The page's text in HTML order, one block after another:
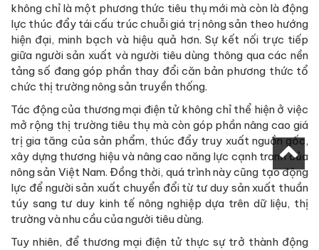
không chỉ là một phương thức tiêu thụ mới mà còn là động
lực thúc đẩy tái cấu trúc chuỗi giá trị nông sản theo hướng
hiện đại, minh bạch và hiệu quả hơn. Sự kết nối trực tiếp
giữa người sản xuất và người tiêu dùng thông qua các nền
tảng số đang góp phần thay đổi căn bản phương thức tổ
chức thị trường nông sản truyền thống.
Tác động của thương mại điện tử không chỉ thể hiện ở việc
mở rộng thị trường tiêu thụ mà còn góp phần nâng cao giá
trị gia tăng của sản phẩm, thúc đẩy truy xuất nguồn gốc,
xây dựng thương hiệu và nâng cao năng lực cạnh tranh của
nông sản Việt Nam. Đồng thời, quá trình này cũng tạo động
lực để người sản xuất chuyển đổi từ tư duy sản xuất thuần
túy sang tư duy kinh tế nông nghiệp dựa trên dữ liệu, thị
trường và nhu cầu của người tiêu dùng.
Tuy nhiên, để thương mại điện tử thực sự trở thành động